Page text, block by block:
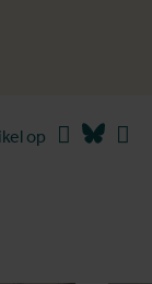
op Facebook